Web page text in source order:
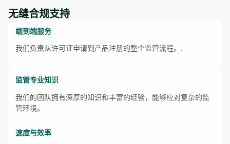
无缝合规支持
端到端服务
我们负责从许可证申请到产品注册的整个监管流程。.
监管专业知识
我们的团队拥有深厚的知识和丰富的经验，能够应对复杂的监
管环境。.
速度与效率